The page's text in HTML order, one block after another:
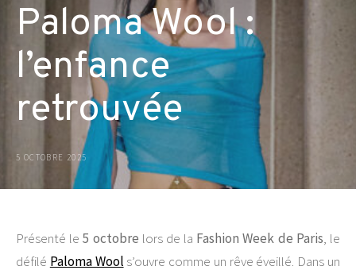
Paloma Wool :
l’enfance
retrouvée
5 OCTOBRE 2025
Présenté le5 octobre lors de la Fashion Week de Paris, le
défilé Paloma Wool s’ouvre comme un rêve éveillé. Dans un